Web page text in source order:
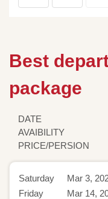
Best
package
DATE
AVAIBILITY
PRICE/PERSION
Saturday
Mar 3,
Friday
Mar 14,